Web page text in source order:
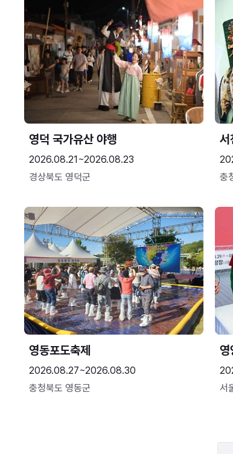
영덕 국가유산 야행
2026.08.21~2026.08.23
경상북도 영덕군
서
충
영동포도축제
2026.08.27~2026.08.30
충청북도 영동군
영
서